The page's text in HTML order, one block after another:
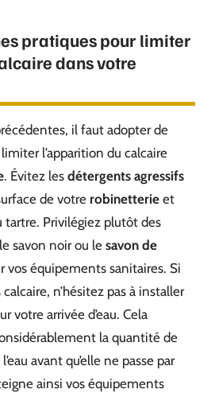
pratiques pour limiter
dans votre
il faut adopter de
l’apparition du calcaire
. Évitez les détergents agressifs
de votre robinetterie et
tartre. Privilégiez plutôt des
savon noir ou le savon de
vos équipements sanitaires. Si
n’hésitez pas à installer
votre arrivée d’eau. Cela
la quantité de
avant qu’elle ne passe par
ainsi vos équipements